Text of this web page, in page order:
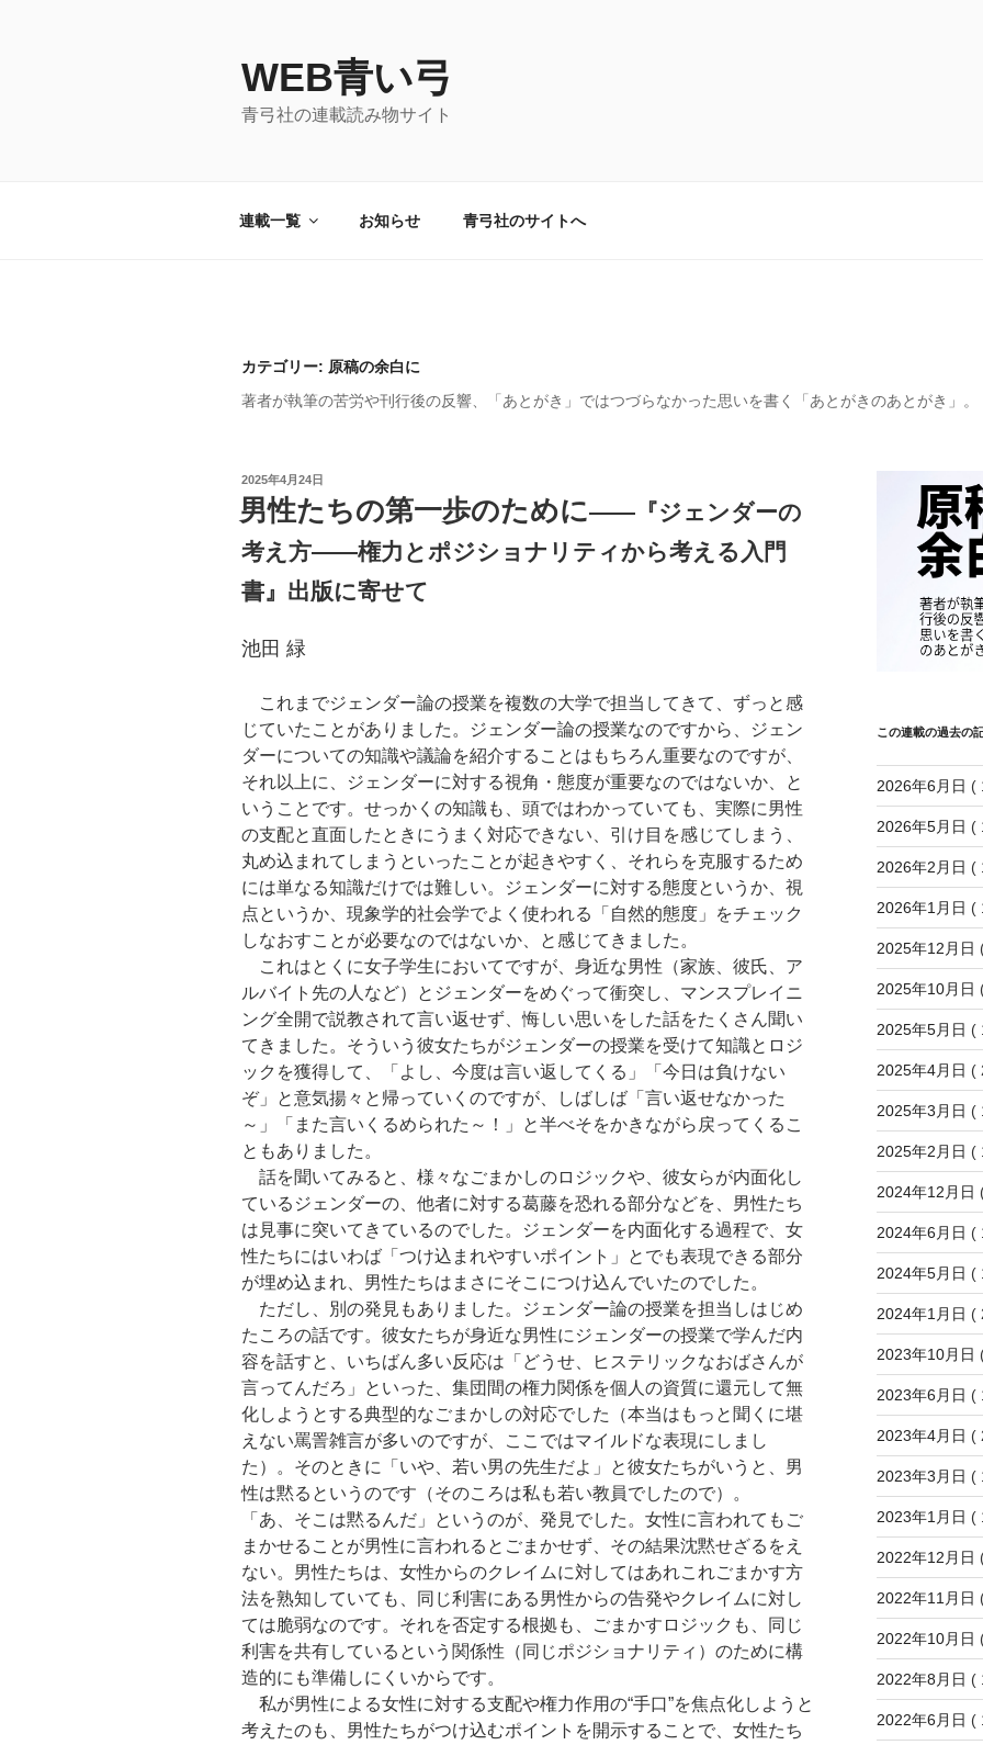
WEB青い弓
青弓社の連載読み物サイト
連載一覧 お知らせ 青弓社のサイトへ
カテゴリー: 原稿の余白に
著者が執筆の苦労や刊行後の反響、「あとがき」ではつづらなかった思いを書く「あとがきのあとがき」。
投
稿
日:
2025年4月24日
男性たちの第一歩のために――『ジェンダーの
考え方――権力とポジショナリティから考える入門
書』出版に寄せて
池田 緑
これまでジェンダー論の授業を複数の大学で担当してきて、ずっと感
じていたことがありました。ジェンダー論の授業なのですから、ジェン
ダーについての知識や議論を紹介することはもちろん重要なのですが、
それ以上に、ジェンダーに対する視角・態度が重要なのではないか、と
いうことです。せっかくの知識も、頭ではわかっていても、実際に男性
の支配と直面したときにうまく対応できない、引け目を感じてしまう、
丸め込まれてしまうといったことが起きやすく、それらを克服するため
には単なる知識だけでは難しい。ジェンダーに対する態度というか、視
点というか、現象学的社会学でよく使われる「自然的態度」をチェック
しなおすことが必要なのではないか、と感じてきました。
これはとくに女子学生においてですが、身近な男性（家族、彼氏、ア
ルバイト先の人など）とジェンダーをめぐって衝突し、マンスプレイニ
ング全開で説教されて言い返せず、悔しい思いをした話をたくさん聞い
てきました。そういう彼女たちがジェンダーの授業を受けて知識とロジ
ックを獲得して、「よし、今度は言い返してくる」「今日は負けない
ぞ」と意気揚々と帰っていくのですが、しばしば「言い返せなかった
～」「また言いくるめられた～！」と半べそをかきながら戻ってくるこ
ともありました。
話を聞いてみると、様々なごまかしのロジックや、彼女らが内面化し
ているジェンダーの、他者に対する葛藤を恐れる部分などを、男性たち
は見事に突いてきているのでした。ジェンダーを内面化する過程で、女
性たちにはいわば「つけ込まれやすいポイント」とでも表現できる部分
が埋め込まれ、男性たちはまさにそこにつけ込んでいたのでした。
ただし、別の発見もありました。ジェンダー論の授業を担当しはじめ
たころの話です。彼女たちが身近な男性にジェンダーの授業で学んだ内
容を話すと、いちばん多い反応は「どうせ、ヒステリックなおばさんが
言ってんだろ」といった、集団間の権力関係を個人の資質に還元して無
化しようとする典型的なごまかしの対応でした（本当はもっと聞くに堪
えない罵詈雑言が多いのですが、ここではマイルドな表現にしまし
た）。そのときに「いや、若い男の先生だよ」と彼女たちがいうと、男
性は黙るというのです（そのころは私も若い教員でしたので）。
「あ、そこは黙るんだ」というのが、発見でした。女性に言われてもご
まかせることが男性に言われるとごまかせず、その結果沈黙せざるをえ
ない。男性たちは、女性からのクレイムに対してはあれこれごまかす方
法を熟知していても、同じ利害にある男性からの告発やクレイムに対し
ては脆弱なのです。それを否定する根拠も、ごまかすロジックも、同じ
利害を共有しているという関係性（同じポジショナリティ）のために構
造的にも準備しにくいからです。
私が男性による女性に対する支配や権力作用の“手口”を焦点化しようと
考えたのも、男性たちがつけ込むポイントを開示することで、女性たち
この連載の過去の
2026年6月日 (
2026年5月日 (
2026年2月日 (
2026年1月日 (
2025年12月日
2025年10月日
2025年5月日 (
2025年4月日 (
2025年3月日 (
2025年2月日 (
2024年12月日
2024年6月日 (
2024年5月日 (
2024年1月日 (
2023年10月日
2023年6月日 (
2023年4月日 (
2023年3月日 (
2023年1月日 (
2022年12月日
2022年11月日
2022年10月日
2022年8月日 (
2022年6月日 (